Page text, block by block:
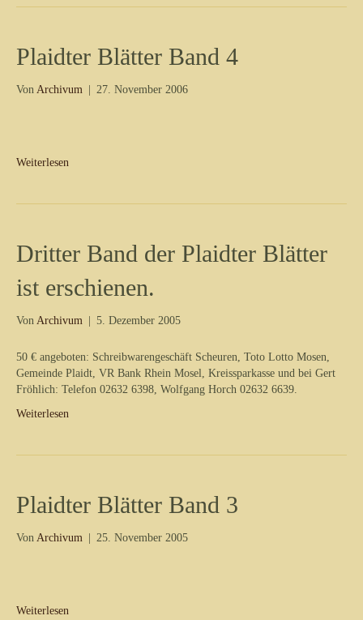
Plaidter Blätter Band 4
Von Archivum | 27. November 2006
Weiterlesen
Dritter Band der Plaidter Blätter
ist erschienen.
Von Archivum | 5. Dezember 2005
50 € angeboten: Schreibwarengeschäft Scheuren, Toto Lotto Mosen,
Gemeinde Plaidt, VR Bank Rhein Mosel, Kreissparkasse und bei Gert
Fröhlich: Telefon 02632 6398, Wolfgang Horch 02632 6639.
Weiterlesen
Plaidter Blätter Band 3
Von Archivum | 25. November 2005
Weiterlesen